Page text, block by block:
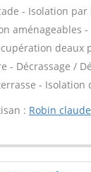
- Isolation
aménageables -
- Décrassage /
- Isolation
: Robin claude